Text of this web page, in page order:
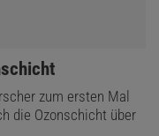
zum ersten Mal
die Ozonschicht über